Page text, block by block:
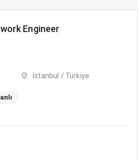
Engineer
İstanbul / Türkiye